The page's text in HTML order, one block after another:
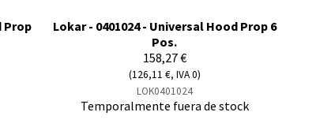
Prop
Lokar - 0401024 - Universal Hood Prop 6
Pos.
158,27 €
(126,11 €, IVA 0)
LOK0401024
Temporalmente fuera de stock